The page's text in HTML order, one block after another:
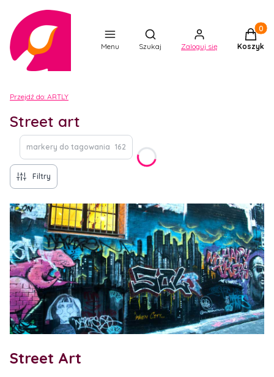
Menu
Otwórz wyszukiwarkę
Szukaj Zaloguj się Koszyk
Przejdź do: ARTLY
Street art
markery do tagowania 162
Filtry
Street Art